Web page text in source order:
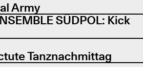
Army
SÜDPOL: Kick
Tanznachmittag